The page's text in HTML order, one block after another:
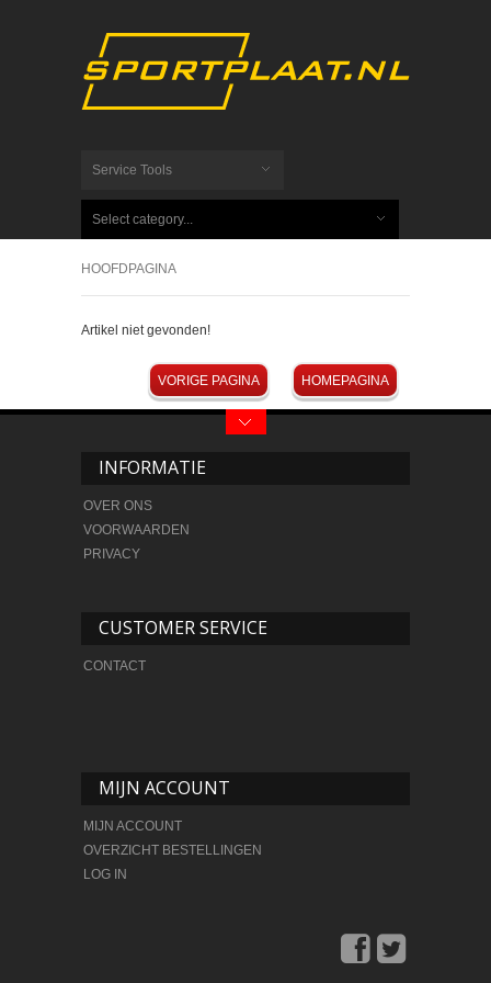
Service Tools
Select category...
HOOFDPAGINA
Artikel niet gevonden!
HOMEPAGINA
VORIGE PAGINA
INFORMATIE
OVER ONS
VOORWAARDEN
PRIVACY
CUSTOMER SERVICE
CONTACT
MIJN ACCOUNT
MIJN ACCOUNT
OVERZICHT BESTELLINGEN
LOG IN